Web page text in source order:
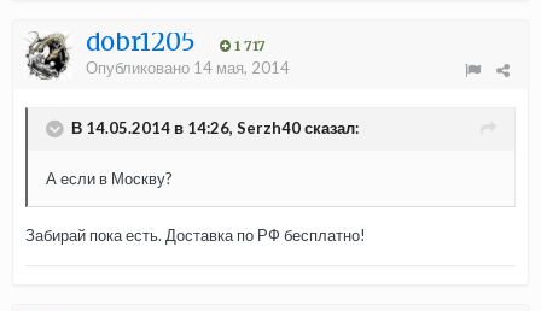
dobr1205 1 717
Опубликовано 14 мая, 2014
В 14.05.2014 в 14:26, Serzh40 сказал:
А если в Москву?
Забирай пока есть. Доставка по РФ бесплатно!